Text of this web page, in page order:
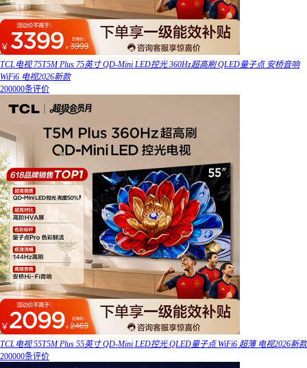
TCL电视 75T5M Plus 75英寸 QD-Mini LED控光 360Hz超高刷 QLED量子点 安桥音响
WiFi6 电视2026新款
200000条评价
TCL电视 55T5M Plus 55英寸 QD-Mini LED控光 QLED量子点 WiFi6 超薄 电视2026新款
200000条评价